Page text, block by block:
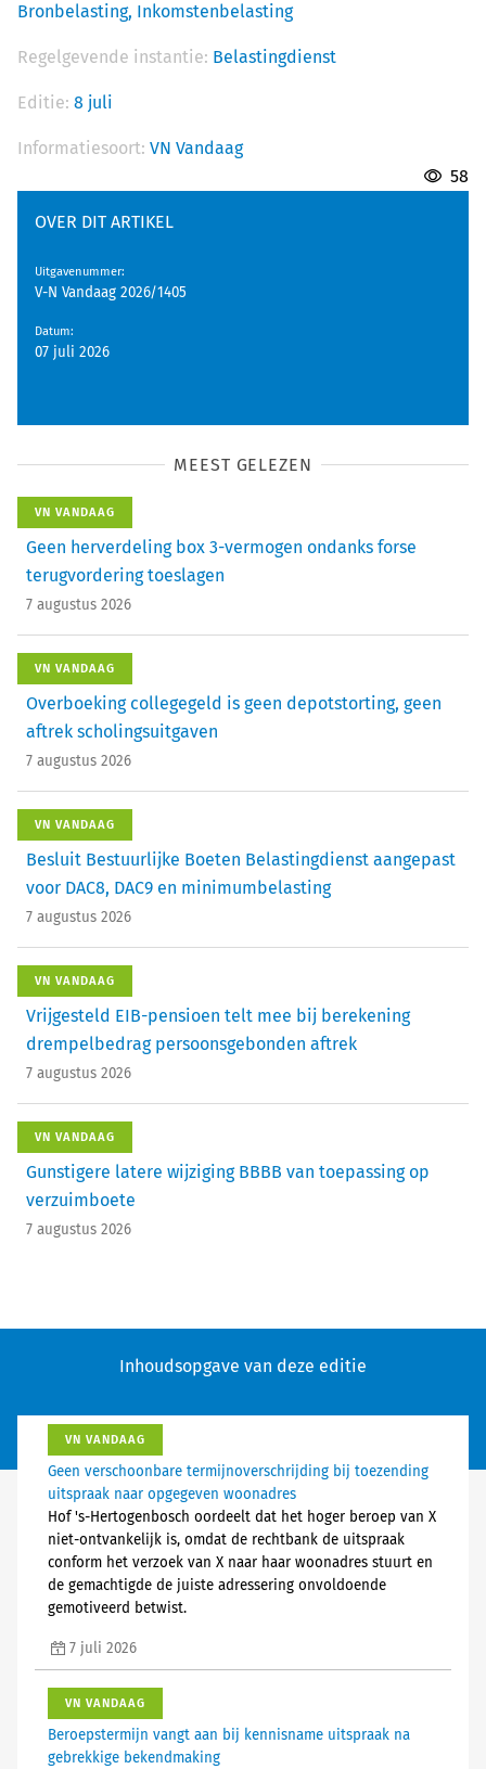
Bronbelasting, Inkomstenbelasting
Regelgevende instantie: Belastingdienst
Editie: 8 juli
Informatiesoort: VN Vandaag
58
OVER DIT ARTIKEL
Uitgavenummer:
V-N Vandaag 2026/1405
Datum:
07 juli 2026
MEEST GELEZEN
VN VANDAAG
Geen herverdeling box 3-vermogen ondanks forse
terugvordering toeslagen
7 augustus 2026
VN VANDAAG
Overboeking collegegeld is geen depotstorting, geen
aftrek scholingsuitgaven
7 augustus 2026
VN VANDAAG
Besluit Bestuurlijke Boeten Belastingdienst aangepast
voor DAC8, DAC9 en minimumbelasting
7 augustus 2026
VN VANDAAG
Vrijgesteld EIB-pensioen telt mee bij berekening
drempelbedrag persoonsgebonden aftrek
7 augustus 2026
VN VANDAAG
Gunstigere latere wijziging BBBB van toepassing op
verzuimboete
7 augustus 2026
Inhoudsopgave van deze editie
VN VANDAAG
Geen verschoonbare termijnoverschrijding bij toezending
uitspraak naar opgegeven woonadres
Hof 's-Hertogenbosch oordeelt dat het hoger beroep van X
niet-ontvankelijk is, omdat de rechtbank de uitspraak
conform het verzoek van X naar haar woonadres stuurt en
de gemachtigde de juiste adressering onvoldoende
gemotiveerd betwist.
7 juli 2026
VN VANDAAG
Beroepstermijn vangt aan bij kennisname uitspraak na
gebrekkige bekendmaking